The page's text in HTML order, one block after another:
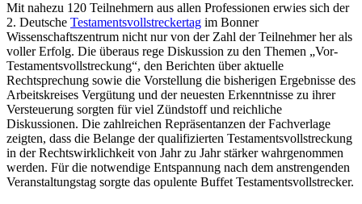
Mit nahezu 120 Teilnehmern aus allen Professionen erwies sich der
2. Deutsche Testamentsvollstreckertag im Bonner
Wissenschaftszentrum nicht nur von der Zahl der Teilnehmer her als
voller Erfolg. Die überaus rege Diskussion zu den Themen „Vor-
Testamentsvollstreckung“, den Berichten über aktuelle
Rechtsprechung sowie die Vorstellung die bisherigen Ergebnisse des
Arbeitskreises Vergütung und der neuesten Erkenntnisse zu ihrer
Versteuerung sorgten für viel Zündstoff und reichliche
Diskussionen. Die zahlreichen Repräsentanzen der Fachverlage
zeigten, dass die Belange der qualifizierten Testamentsvollstreckung
in der Rechtswirklichkeit von Jahr zu Jahr stärker wahrgenommen
werden. Für die notwendige Entspannung nach dem anstrengenden
Veranstaltungstag sorgte das opulente Buffet Testamentsvollstrecker.